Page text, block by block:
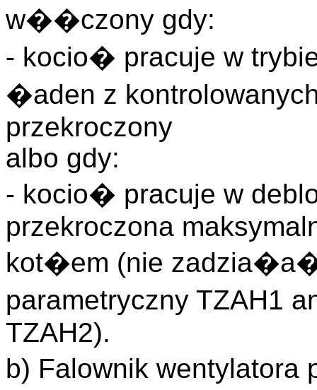
w��czony gdy:
- kocio� pracuje w
�aden z
przekroczony
albo gdy:
- kocio� pracuje w
przekroczona
kot�em (nie
parametryczny TZAH1
TZAH2).
b) Falownik